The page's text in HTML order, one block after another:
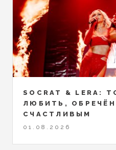
SOCRAT & LERA:
ЛЮБИТЬ,
СЧАСТЛИВЫМ
01.08.2026